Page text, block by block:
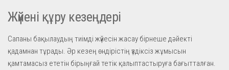
Жүйені құру кезеңдері
Сапаны бақылаудың тиімді жүйесін жасау бірнеше дәйекті
қадамнан тұрады. Әр кезең өндірістің үздіксіз жұмысын
қамтамасыз ететін бірыңғай тетік қалыптастыруға бағытталған.